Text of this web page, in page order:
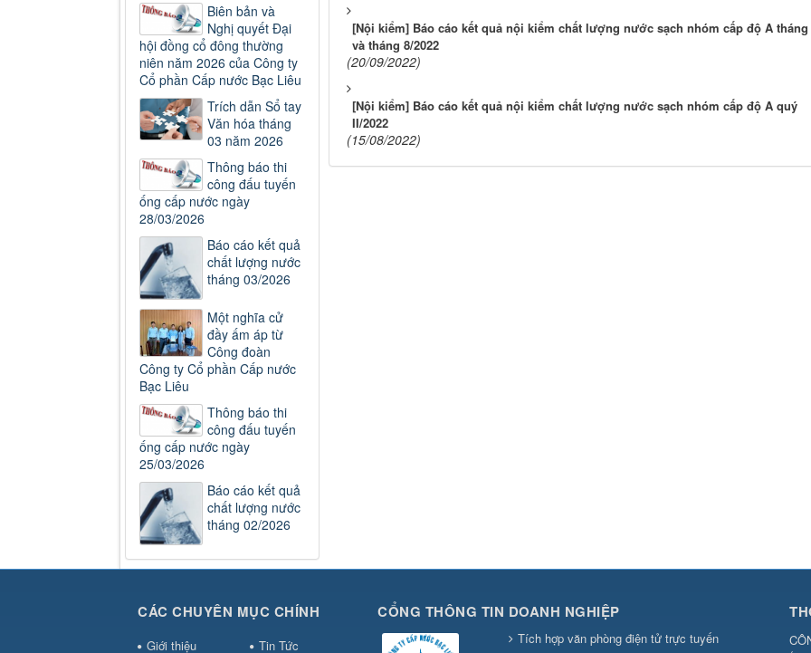
[Nội kiểm] Báo cáo kết quả nội kiểm chất lượng nước sạch nhóm cấp độ A tháng
và tháng 8/2022
(20/09/2022)
[Nội kiểm] Báo cáo kết quả nội kiểm chất lượng nước sạch nhóm cấp độ A quý
II/2022
(15/08/2022)
Biên bản và
Nghị quyết Đại
hội đồng cổ đông thường
niên năm 2026 của Công ty
Cổ phần Cấp nước Bạc Liêu
Trích dẫn Sổ tay
Văn hóa tháng
03 năm 2026
Thông báo thi
công đấu tuyến
ống cấp nước ngày
28/03/2026
Báo cáo kết quả
chất lượng nước
tháng 03/2026
Một nghĩa cử
đầy ấm áp từ
Công đoàn
Công ty Cổ phần Cấp nước
Bạc Liêu
Thông báo thi
công đấu tuyến
ống cấp nước ngày
25/03/2026
Báo cáo kết quả
chất lượng nước
tháng 02/2026
CÁC CHUYÊN MỤC CHÍNH
Giới thiệu Tin Tức
CỔNG THÔNG TIN DOANH NGHIỆP
Tích hợp văn phòng điện tử trực tuyến